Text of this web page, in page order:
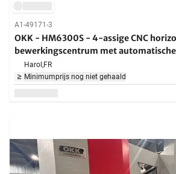
A1-49171-3
OKK - HM6300S - 4-assige CNC
bewerkingscentrum met automatische
gereedschapswisselaar, automatische
BT50 spil voor frezen, boren, boren en
Harol,FR
Minimumprijs nog niet gehaald